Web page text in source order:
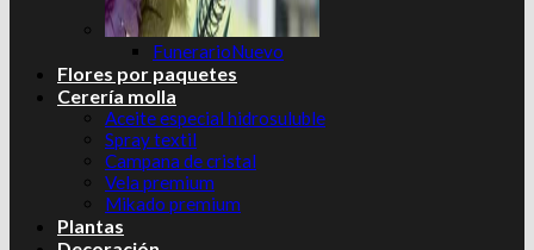
Funerario
Flores por paquetes
Cerería molla
Aceite especial hidrosuluble
Spray textil
Campana de cristal
Vela premium
Mikado premium
Plantas